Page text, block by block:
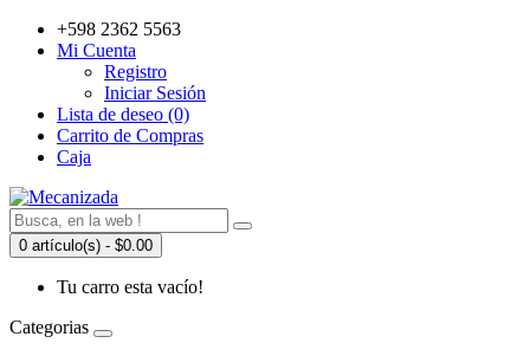
+598 2362 5563
Mi Cuenta
Registro
Iniciar Sesión
Lista de deseo (0)
Carrito de Compras
Caja
0 artículo(s) - $0.00
Tu carro esta vacío!
Categorias